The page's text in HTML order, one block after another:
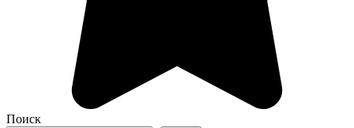
Поиск